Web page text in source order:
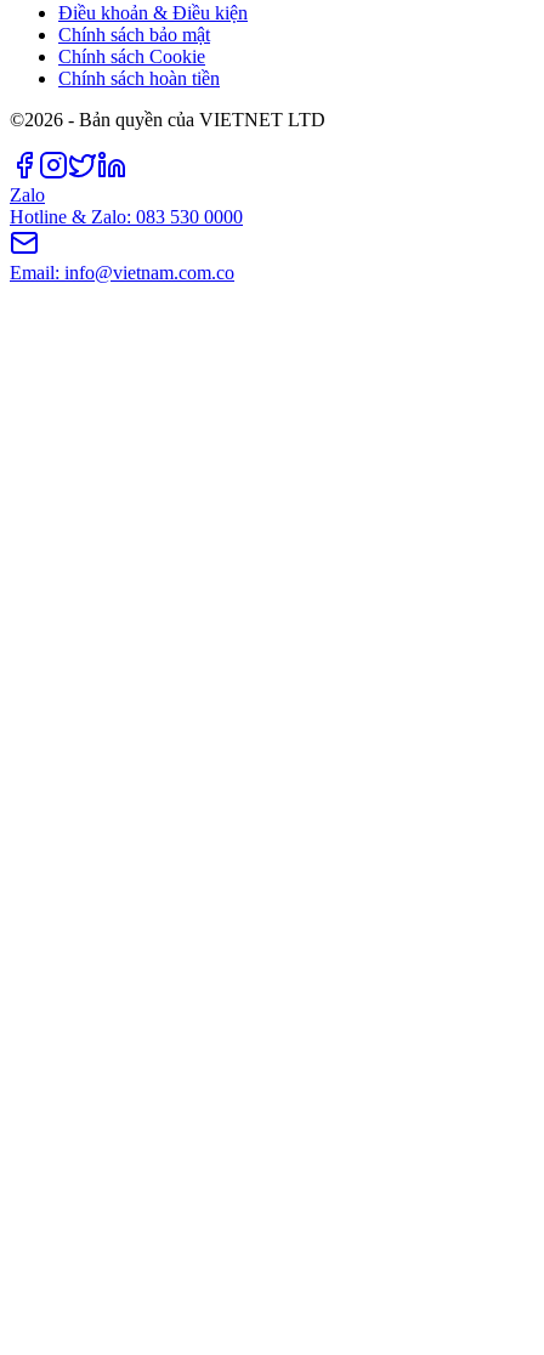
Điều khoản & Điều kiện
Chính sách bảo mật
Chính sách Cookie
Chính sách hoàn tiền
©2026 - Bản quyền của VIETNET LTD
Zalo
Hotline & Zalo: 083 530 0000
Email: info@vietnam.com.co